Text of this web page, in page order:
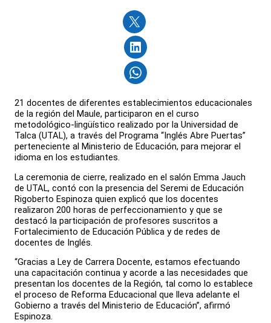
21 docentes de diferentes establecimientos educacionales
de la región del Maule, participaron en el curso
metodológico-lingüístico realizado por la Universidad de
Talca (UTAL), a través del Programa “Inglés Abre Puertas”
perteneciente al Ministerio de Educación, para mejorar el
idioma en los estudiantes.
La ceremonia de cierre, realizado en el salón Emma Jauch
de UTAL, contó con la presencia del Seremi de Educación
Rigoberto Espinoza quien explicó que los docentes
realizaron 200 horas de perfeccionamiento y que se
destacó la participación de profesores suscritos a
Fortalecimiento de Educación Pública y de redes de
docentes de Inglés.
“Gracias a Ley de Carrera Docente, estamos efectuando
una capacitación continua y acorde a las necesidades que
presentan los docentes de la Región, tal como lo establece
el proceso de Reforma Educacional que lleva adelante el
Gobierno a través del Ministerio de Educación”, afirmó
Espinoza.